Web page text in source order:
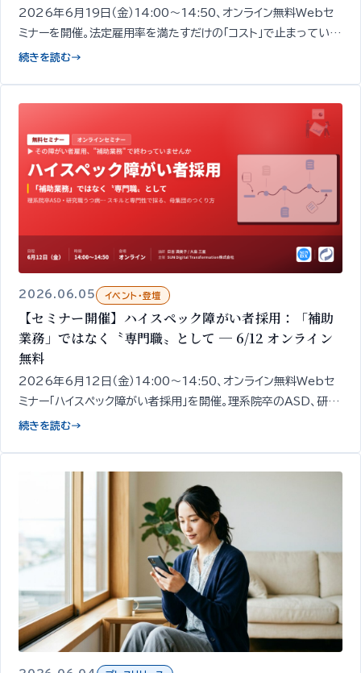
2026年6月19日（金）14:00〜14:50、オンライン無料Webセ
ミナーを開催。法定雇用率を満たすだけの「コスト」で止まっている
障がい者雇用を、収益に貢献する「戦力」へ変えるための4つの実
続きを読む→
2026.06.05 イベント・登壇
【セミナー開催】ハイスペック障がい者採用：「補助
業務」ではなく〝専門職〟として ─ 6/12 オンライン
無料
2026年6月12日（金）14:00〜14:50、オンライン無料Webセ
ミナー「ハイスペック障がい者採用」を開催。理系院卒のASD、研究
職経験のうつ病など、スキルと専門性を持つ障がい者を「補助業
見をもとに専門家が50分で整理してお伝えします。
続きを読む→